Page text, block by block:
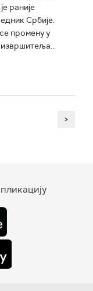
раније
Србије.
промену у
>